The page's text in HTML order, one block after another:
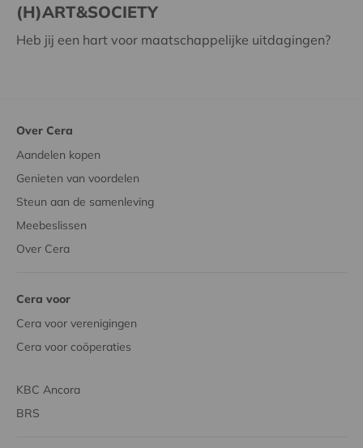
(H)ART&SOCIETY
Heb jij een hart voor maatschappelijke uitdagingen?
Over Cera
Aandelen kopen
Genieten van voordelen
Steun aan de samenleving
Meebeslissen
Over Cera
Cera voor
Cera voor verenigingen
Cera voor coöperaties
KBC Ancora
BRS